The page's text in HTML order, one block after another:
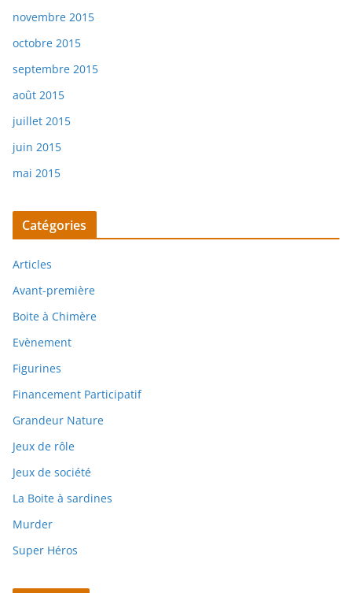
novembre 2015
octobre 2015
septembre 2015
août 2015
juillet 2015
juin 2015
mai 2015
Catégories
Articles
Avant-première
Boite à Chimère
Evènement
Figurines
Financement Participatif
Grandeur Nature
Jeux de rôle
Jeux de société
La Boite à sardines
Murder
Super Héros